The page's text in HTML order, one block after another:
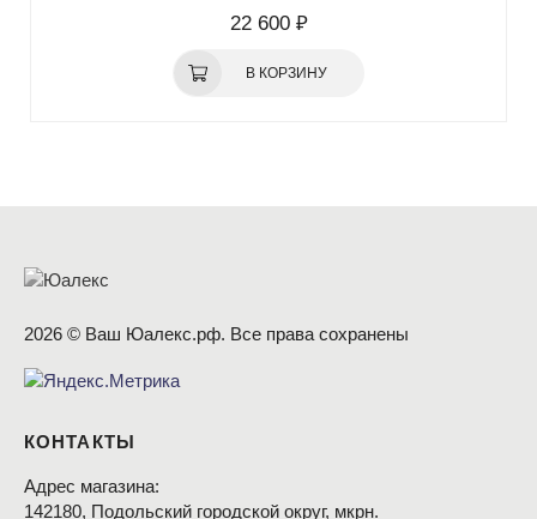
22 600 ₽
В КОРЗИНУ
2026 © Ваш Юалекс.рф. Все права сохранены
КОНТАКТЫ
Адрес магазина:
142180, Подольский городской округ, мкрн.